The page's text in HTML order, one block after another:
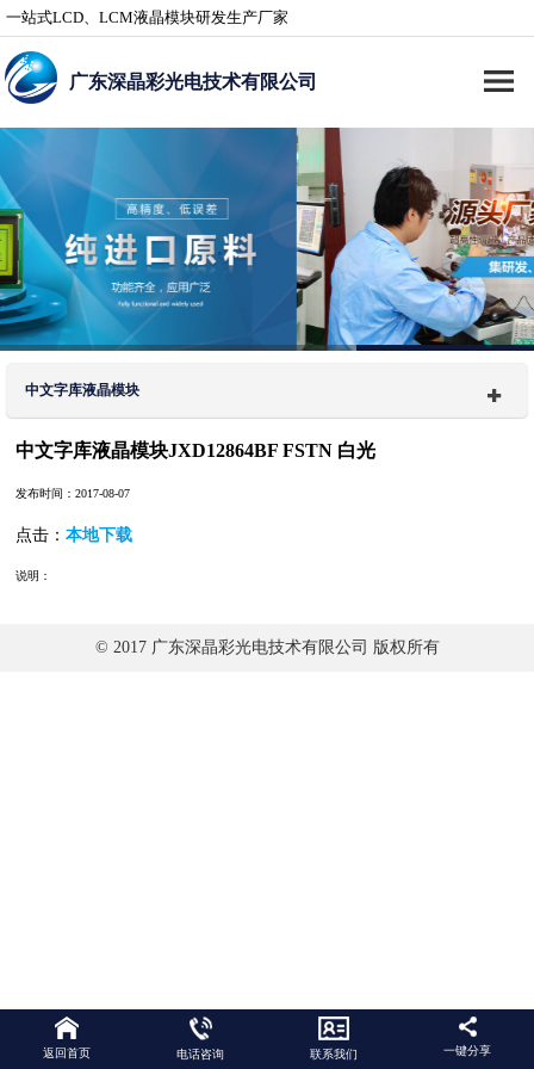
一站式LCD、LCM液晶模块研发生产厂家
广东深晶彩光电技术有限公司
中文字库液晶模块
中文字库液晶模块JXD12864BF FSTN 白光
发布时间：2017-08-07
点击：本地下载
说明：
© 2017 广东深晶彩光电技术有限公司 版权所有
返回首页 电话咨询 联系我们 一键分享